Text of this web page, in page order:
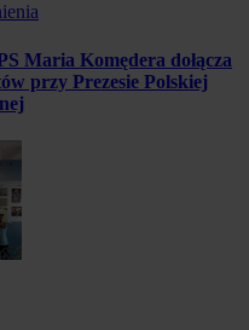
Maria Komędera dołącza
przy Prezesie Polskiej